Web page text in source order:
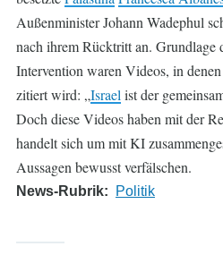
Außenminister Johann Wadephul
nach ihrem Rücktritt an. Grundlage
Intervention waren Videos, in
zitiert wird: „Israel ist der
Doch diese Videos haben mit der
handelt sich um mit KI
Aussagen bewusst verfälschen.
News-Rubrik Politik